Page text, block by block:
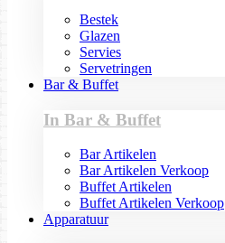
Bestek
Glazen
Servies
Servetringen
Bar & Buffet
In Bar & Buffet
Bar Artikelen
Bar Artikelen Verkoop
Buffet Artikelen
Buffet Artikelen Verkoop
Apparatuur